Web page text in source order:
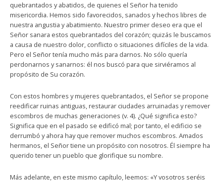
quebrantados y abatidos, de quienes el Señor ha tenido
misericordia. Hemos sido favorecidos, sanados y hechos libres de
nuestra angustia y abatimiento. Nuestro primer deseo era que el
Señor sanara estos quebrantados del corazón; quizás le buscamos
a causa de nuestro dolor, conflicto o situaciones difíciles de la vida.
Pero el Señor tenía mucho más para darnos. No sólo quería
perdonarnos y sanarnos: él nos buscó para que sirviéramos al
propósito de Su corazón.
Con estos hombres y mujeres quebrantados, el Señor se propone
reedificar ruinas antiguas, restaurar ciudades arruinadas y remover
escombros de muchas generaciones (v. 4). ¿Qué significa esto?
Significa que en el pasado se edificó mal; por tanto, el edificio se
derrumbó y ahora hay que remover muchos escombros. Amados
hermanos, el Señor tiene un propósito con nosotros. Él siempre ha
querido tener un pueblo que glorifique su nombre.
Más adelante, en este mismo capítulo, leemos: «Y vosotros seréis